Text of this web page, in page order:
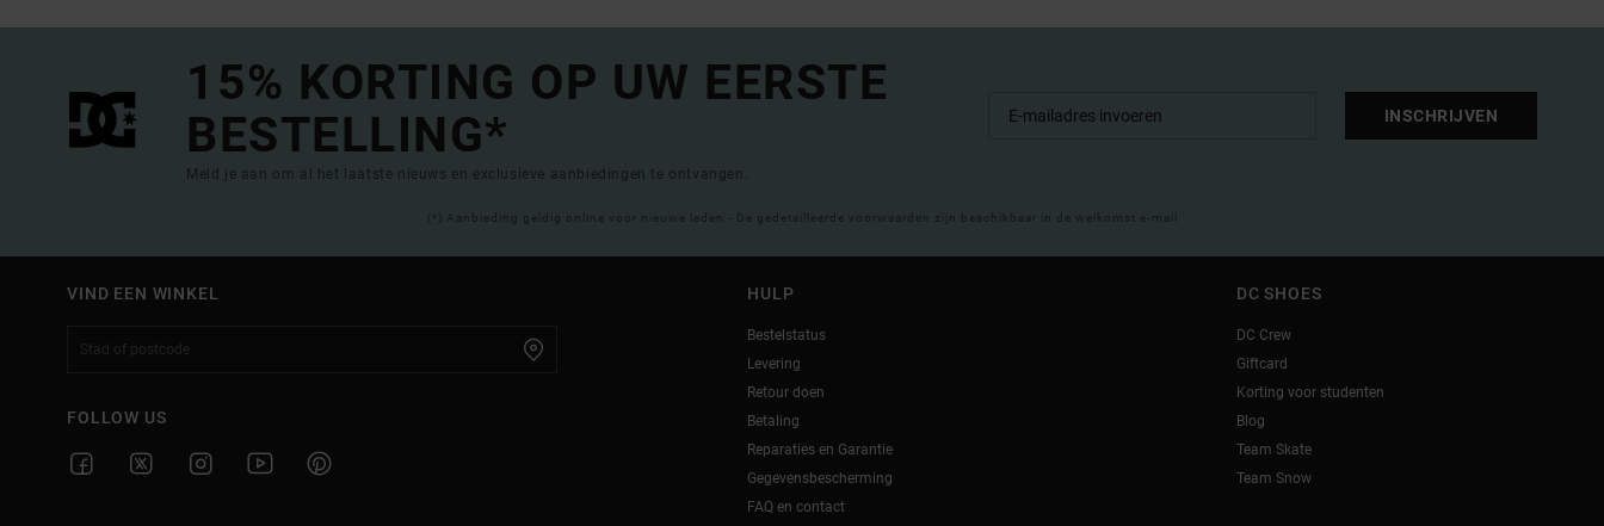
15% KORTING OP UW EERSTE
BESTELLING*
Meld je aan om al het laatste nieuws en exclusieve aanbiedingen te ontvangen.
INSCHRIJVEN
(*) Aanbieding geldig online voor nieuwe leden - De gedetailleerde voorwaarden zijn beschikbaar in de welkomst e-mail
VIND EEN WINKEL
FOLLOW US
HULP
Bestelstatus
Levering
Retour doen
Betaling
Reparaties en Garantie
Gegevensbescherming
FAQ en contact
DC SHOES
DC Crew
Giftcard
Korting voor studenten
Blog
Team Skate
Team Snow